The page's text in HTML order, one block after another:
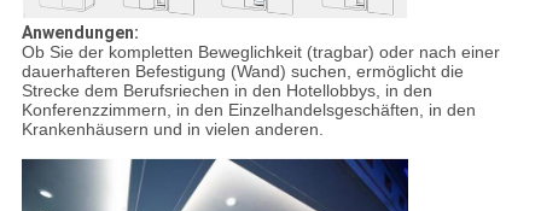
Anwendungen:
Ob Sie der kompletten Beweglichkeit (tragbar) oder nach einer
dauerhafteren Befestigung (Wand) suchen, ermöglicht die
Strecke dem Berufsriechen in den Hotellobbys, in den
Konferenzzimmern, in den Einzelhandelsgeschäften, in den
Krankenhäusern und in vielen anderen.